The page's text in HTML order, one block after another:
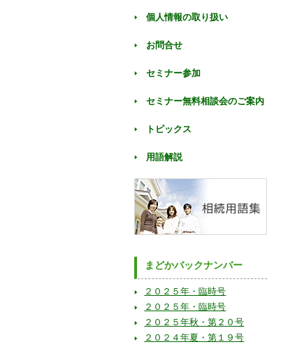
個人情報の取り扱い
お問合せ
セミナー参加
セミナー無料相談会のご案内
トピックス
用語解説
まどかバックナンバー
２０２５年・臨時号
２０２５年・臨時号
２０２５年秋・第２０号
２０２４年夏・第１９号